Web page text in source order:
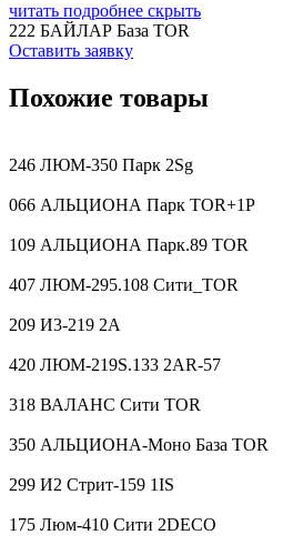
читать подробнее скрыть
222 БАЙЛАР База TOR
Оставить заявку
Похожие товары
246 ЛЮМ-350 Парк 2Sg
066 АЛЬЦИОНА Парк TOR+1P
109 АЛЬЦИОНА Парк.89 TOR
407 ЛЮМ-295.108 Сити_TOR
209 И3-219 2A
420 ЛЮМ-219S.133 2AR-57
318 ВАЛАНС Сити TOR
350 АЛЬЦИОНА-Моно База TOR
299 И2 Стрит-159 1IS
175 Люм-410 Сити 2DECO